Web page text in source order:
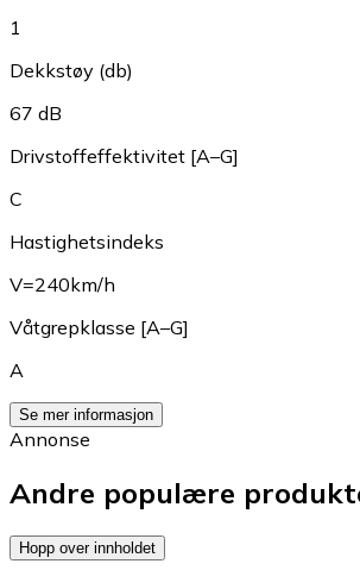
1
Dekkstøy (db)
67 dB
Drivstoffeffektivitet [A–G]
C
Hastighetsindeks
V=240km/h
Våtgrepklasse [A–G]
A
Se mer informasjon
Annonse
Andre populære
Hopp over innholdet